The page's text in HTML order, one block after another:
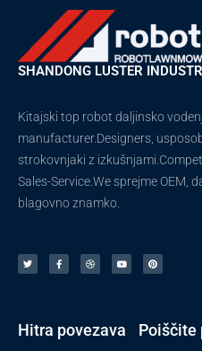
SHANDONG LUSTER
Kitajski top robot daljinsko
manufacturer.Designers,
strokovnjaki z
Sales-Service.We sprejme OEM,
blagovno znamko.
i
t
t
c
e
b
d
e
n
u
t
u
n
t
e
Hitra povezava Poiščite